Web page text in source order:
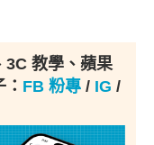
3C 教學、蘋果
FB 粉專 / IG /